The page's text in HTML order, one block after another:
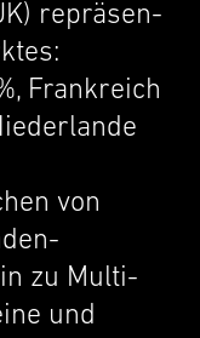
repräsen­
Frankre­ich
von
zu Multi-
und